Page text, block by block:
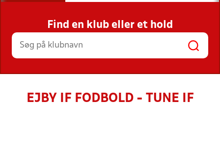
INDHOLD OG NYHEDER
STILLINGER, RESULTATER, KLUBBER OG
HOLD
Find en klub eller et hold
EJBY IF FODBOLD - TUNE IF